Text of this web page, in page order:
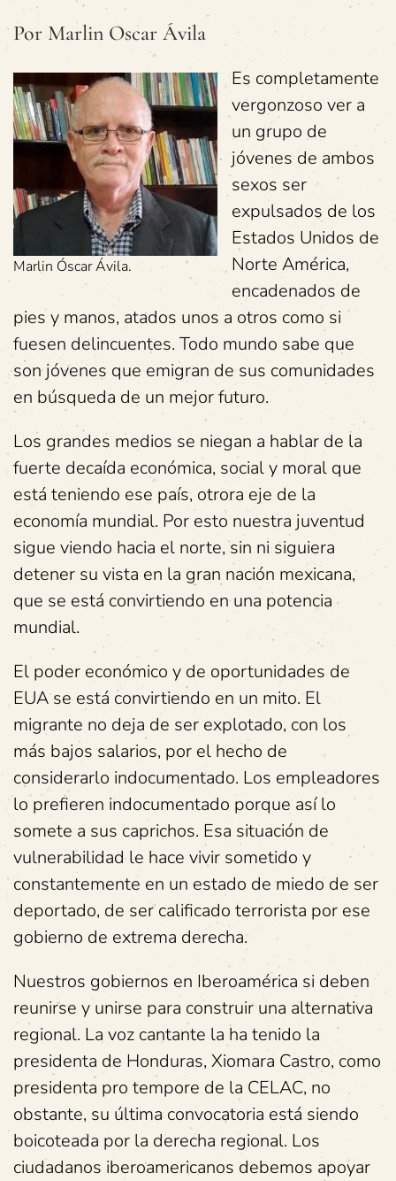
Por Marlin Oscar Ávila
Marlin Óscar Ávila.
Es completamente
vergonzoso ver a
un grupo de
jóvenes de ambos
sexos ser
expulsados de los
Estados Unidos de
Norte América,
encadenados de
pies y manos, atados unos a otros como si
fuesen delincuentes. Todo mundo sabe que
son jóvenes que emigran de sus comunidades
en búsqueda de un mejor futuro.
Los grandes medios se niegan a hablar de la
fuerte decaída económica, social y moral que
está teniendo ese país, otrora eje de la
economía mundial. Por esto nuestra juventud
sigue viendo hacia el norte, sin ni siguiera
detener su vista en la gran nación mexicana,
que se está convirtiendo en una potencia
mundial.
El poder económico y de oportunidades de
EUA se está convirtiendo en un mito. El
migrante no deja de ser explotado, con los
más bajos salarios, por el hecho de
considerarlo indocumentado. Los empleadores
lo prefieren indocumentado porque así lo
somete a sus caprichos. Esa situación de
vulnerabilidad le hace vivir sometido y
constantemente en un estado de miedo de ser
deportado, de ser calificado terrorista por ese
gobierno de extrema derecha.
Nuestros gobiernos en Iberoamérica si deben
reunirse y unirse para construir una alternativa
regional. La voz cantante la ha tenido la
presidenta de Honduras, Xiomara Castro, como
presidenta pro tempore de la CELAC, no
obstante, su última convocatoria está siendo
boicoteada por la derecha regional. Los
ciudadanos iberoamericanos debemos apoyar